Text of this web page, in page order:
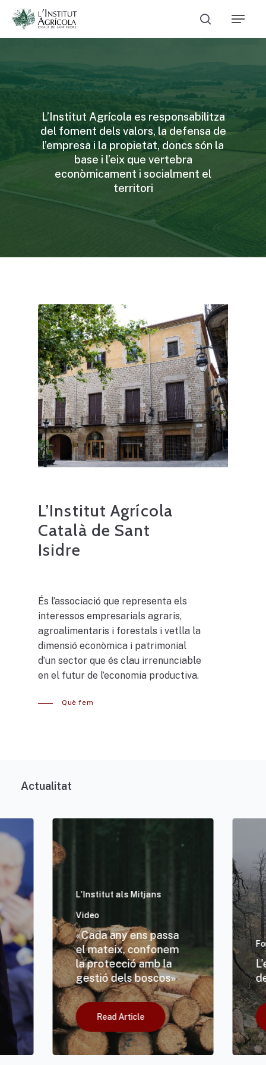
Skip
main
Cerca
Menu
L’Institut Agrícola es responsabilitza
del foment dels valors, la defensa de
l’empresa i la propietat, doncs són la
base i l’eix que vertebra
econòmicament i socialment el
territori
L’Institut Agrícola
Català de Sant
Isidre
És l’associació que representa els
interessos empresarials agraris,
agroalimentaris i forestals i vetlla la
dimensió econòmica i patrimonial
d’un sector que és clau irrenunciable
en el futur de l’economia productiva.
Què fem
Actualitat
L'Institut als Mitjans
Video
«Cada any ens passa
el mateix, confonem
la protecció amb la
gestió dels boscos»
Read Article
Close